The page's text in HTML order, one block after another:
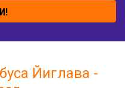
Йиглава -